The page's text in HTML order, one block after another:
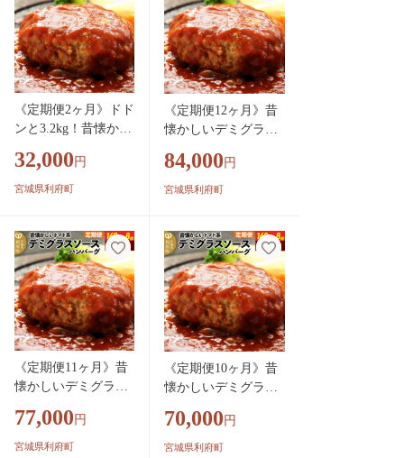
菜 個包装 簡単 湯せ
ん 洋食 湯煎 個別包
装 小分 お弁当 便利
お試し]
菜 個包装 簡単 湯せ
ん 洋食 湯煎 個別包
装 小分 お弁当 便利
お試し]
《定期便2ヶ月》ドド
ンと3.2kg！昔懐かし
ハンバーグ (160g×20
個)×2回 肉 洋食 簡単
バーグ 肉 おかず 惣
菜 個包装 簡単 湯せ
ん 洋食 湯煎 個別包
装 小分 お弁当 便利
お試し]
32,000 円
宮城県利府町
《定期便12ヶ月》昔
懐かしいデミグラス
60g×8個)×12回 惣菜
おかず 肉 洋食 お試
おかず 惣菜 個包装
簡単 湯せん レンチン
洋食 湯煎 個別包装
小分 お弁当 便利 レ
ンジ お試し]
84,000 円
宮城県利府町
《定期便11ヶ月》昔
懐かしいデミグラス
60g×8個)×11回 惣菜
おかず 肉 洋食 お試
77,000 円
宮城県利府町
《定期便10ヶ月》昔
懐かしいデミグラス
60g×8個)×10回 惣菜
おかず 肉 洋食 お試
70,000 円
宮城県利府町